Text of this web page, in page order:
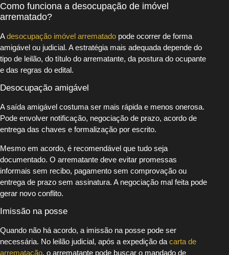
Como funciona a desocupação de imóvel
arrematado?
Adesocupação imóvel arrematado pode ocorrer de forma
amigável ou judicial. A estratégia mais adequada depende do
tipo de leilão, do título do arrematante, da postura do ocupante
e das regras do edital.
Desocupação amigável
A saída amigável costuma ser mais rápida e menos onerosa.
Pode envolver notificação, negociação de prazo, acordo de
entrega das chaves e formalização por escrito.
Mesmo em acordo, é recomendável que tudo seja
documentado. O arrematante deve evitar promessas
informais sem recibo, pagamento sem comprovação ou
entrega de prazo sem assinatura. A negociação mal feita pode
gerar novo conflito.
Imissão na posse
Quando não há acordo, a imissão na posse pode ser
necessária. No leilão judicial, após a expedição da carta de
arrematação, o arrematante pode buscar o mandado de